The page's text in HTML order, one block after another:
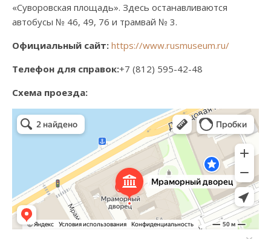
«Суворовская площадь». Здесь останавливаются
автобусы № 46, 49, 76 и трамвай № 3.
Официальный сайт: https://www.rusmuseum.ru/
Телефон для справок:+7 (812) 595-42-48
Схема проезда:
Мраморный дворец
Музей в Санкт‑Петербурге